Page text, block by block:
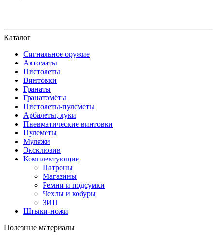
Каталог
Сигнальное оружие
Автоматы
Пистолеты
Винтовки
Гранаты
Гранатомёты
Пистолеты-пулеметы
Арбалеты, луки
Пневматические винтовки
Пулеметы
Муляжи
Эксклюзив
Комплектующие
Патроны
Магазины
Ремни и подсумки
Чехлы и кобуры
ЗИП
Штыки-ножи
Полезные материалы